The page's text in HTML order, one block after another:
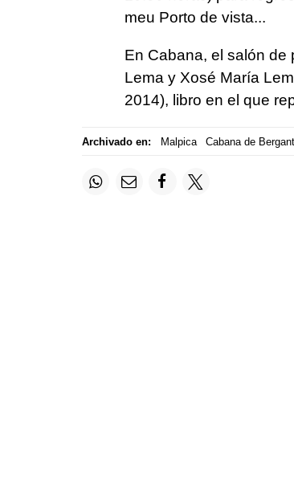
meu Porto de vista...
En Cabana, el salón de
Lema y Xosé María
2014), libro en el que
Archivado en: Malpica Cabana de